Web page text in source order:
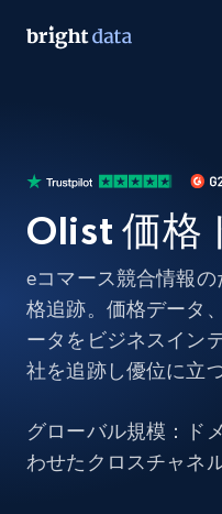
Olist 価格
eコマース競合情報
格追跡。価格データ
ータをビジネスイン
社を追跡し優位に立つ
グローバル規模：ド
わせたクロスチャネ